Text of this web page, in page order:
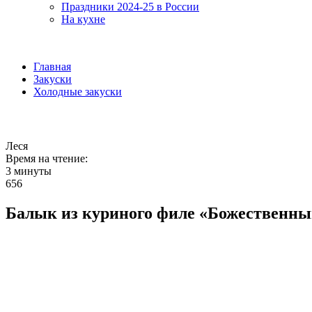
Праздники 2024-25 в России
На кухне
Главная
Закуски
Холодные закуски
Леся
Время на чтение:
3 минуты
656
Балык из куриного филе